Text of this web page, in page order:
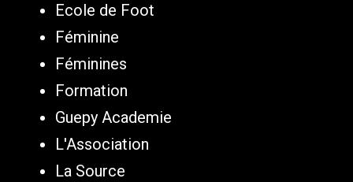
Ecole de Foot
Féminine
Féminines
Formation
Guepy Academie
L'Association
La Source